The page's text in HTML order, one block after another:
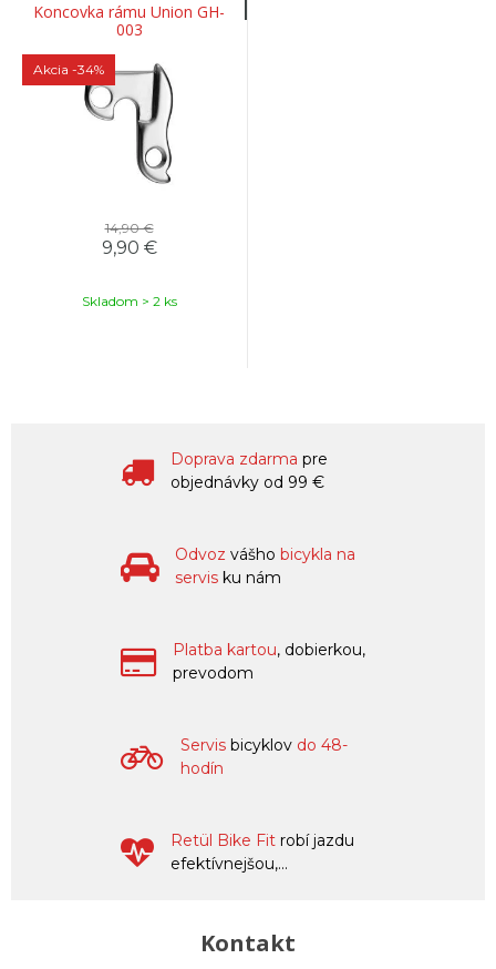
Koncovka rámu Union GH-
003
Akcia -34%
14,90 €
9,90 €
Skladom > 2 ks
Doprava zdarma pre
objednávky od 99 €
Odvoz vášho bicykla na
servis ku nám
Platba kartou, dobierkou,
prevodom
Servis bicyklov do 48-
hodín
Retül Bike Fit robí jazdu
efektívnejšou,...
Kontakt